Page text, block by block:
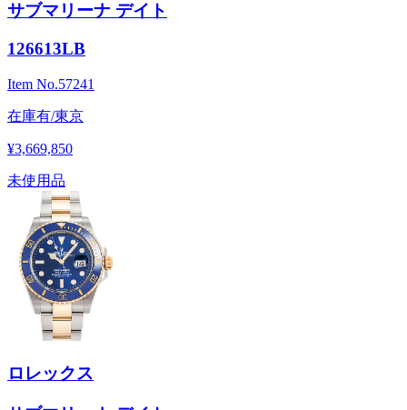
サブマリーナ デイト
126613LB
Item No.57241
在庫有/東京
¥3,669,850
未使用品
ロレックス